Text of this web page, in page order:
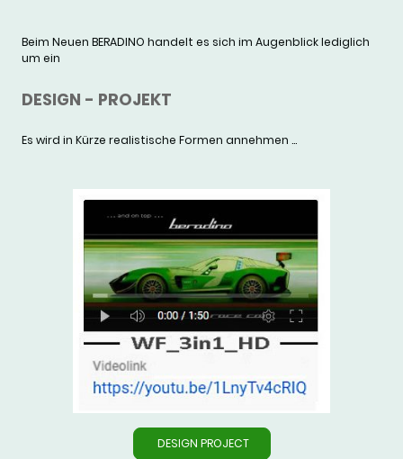
Beim Neuen BERADINO handelt es sich im Augenblick lediglich
um ein
DESIGN - PROJEKT
Es wird in Kürze realistische Formen annehmen ...
DESIGN PROJECT